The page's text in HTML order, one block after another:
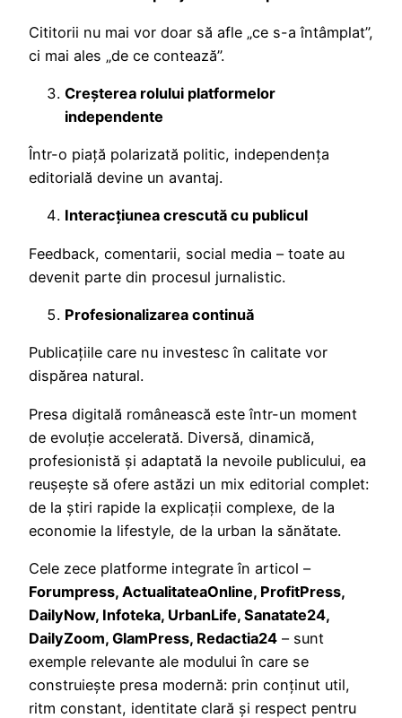
Cititorii nu mai vor doar să afle „ce s-a întâmplat”,
ci mai ales „de ce contează”.
Creșterea rolului platformelor
independente
Într-o piață polarizată politic, independența
editorială devine un avantaj.
Interacțiunea crescută cu publicul
Feedback, comentarii, social media – toate au
devenit parte din procesul jurnalistic.
Profesionalizarea continuă
Publicațiile care nu investesc în calitate vor
dispărea natural.
Presa digitală românească este într-un moment
de evoluție accelerată. Diversă, dinamică,
profesionistă și adaptată la nevoile publicului, ea
reușește să ofere astăzi un mix editorial complet:
de la știri rapide la explicații complexe, de la
economie la lifestyle, de la urban la sănătate.
Cele zece platforme integrate în articol –
Forumpress, ActualitateaOnline, ProfitPress,
DailyNow, Infoteka, UrbanLife, Sanatate24,
DailyZoom, GlamPress, Redactia24 – sunt
exemple relevante ale modului în care se
construiește presa modernă: prin conținut util,
ritm constant, identitate clară și respect pentru